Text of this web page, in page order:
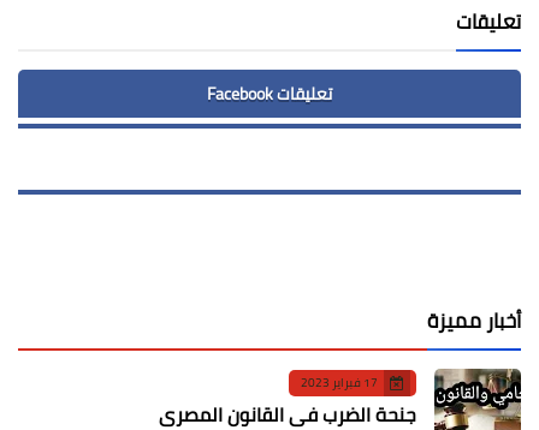
تعليقات
تعليقات Facebook
أخبار مميزة
17 فبراير 2023
جنحة الضرب في القانون المصري